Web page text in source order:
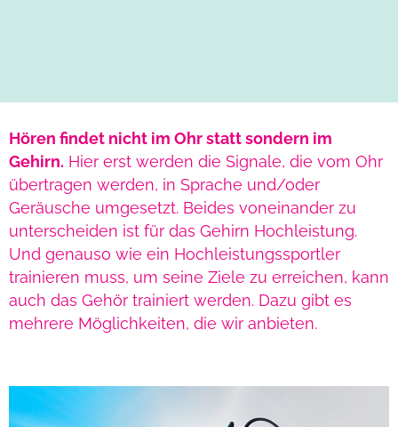
Ihr Hörgerät soll nicht in der Schublade
bleiben
Hören findet nicht im Ohr statt sondern im
Gehirn. Hier erst werden die Signale, die vom Ohr
übertragen werden, in Sprache und/oder
Geräusche umgesetzt. Beides voneinander zu
unterscheiden ist für das Gehirn Hochleistung.
Und genauso wie ein Hochleistungssportler
trainieren muss, um seine Ziele zu erreichen, kann
auch das Gehör trainiert werden. Dazu gibt es
mehrere Möglichkeiten, die wir anbieten.